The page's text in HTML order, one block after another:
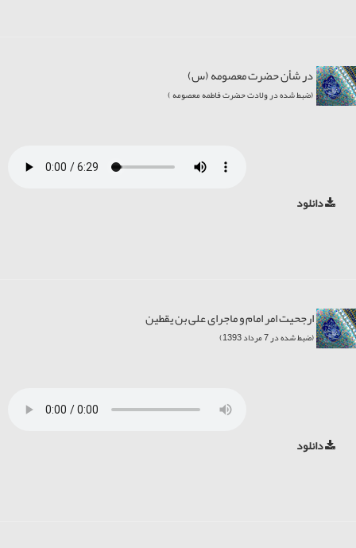
در شأن حضرت معصومه (س)
(ضبط شده در ولادت حضرت فاطمه معصومه )
دانلود
ارجحیت امر امام و ماجرای علی بن یقطین
(ضبط شده در 7 مرداد 1393)
دانلود